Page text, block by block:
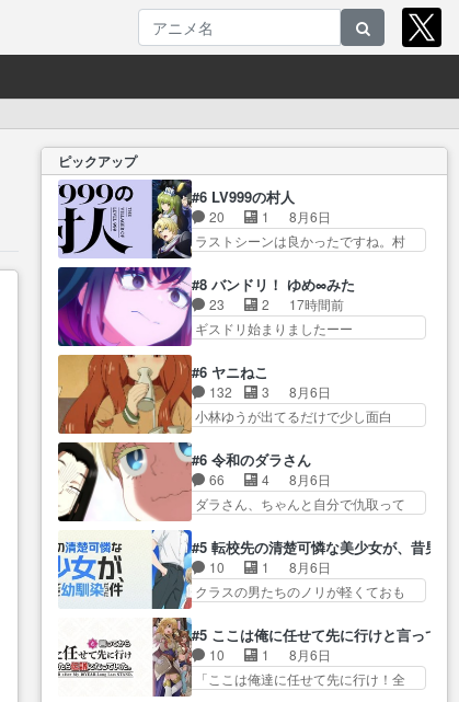
ピックアップ
#6 LV999の村人
20 1
8月6日
ラストシーンは良かったですね。村
鬼モードフィンガーシリ… アリ
スと10年後に結婚の約束をした鏡ず
っ… カジノスタッフ募集するも
集まらない更に追… 王命でクル
ビ… 最強の村人・鏡との出会い
で少しは変わった… やはり何か
悲しい過去がありそうな。鏡の
深そうやね姫を舐… 新キャラが
登場早々変態扱いされてる件。
タ… まだまだお元気そうなお声
で……不意打ち過…
#8 バンドリ！ ゆめ∞みた
23 2
17時間前
ギスドリ始まりましたーー
めっちゃ情緒不安定になってて
怖… 超回復を見守っていかない
と、ですね！！み… 開幕聞き取
りスタッフに定治いなかった？
節介だったりする… ビオラの立
ち回り害悪すぎるお近づきの印
が… ・律っちゃん明るくなった
た一難、律がビオラの呪縛か
ら… 「私はあなたが嫌いなんで
す」「バンドやめ… 何が起きて
いるのか！？次週、みゅーたいぷ…
#6 ヤニねこ
132 3
8月6日
小林ゆうが出てるだけで少し面白
◯◯◯される強制百合を期待
し… ヒグマドンってなんな
ん！？人見知りっぽい… なんな
ら下ネタ0じゃなかったかこんな回
イルドな回だった… 今回はだい
ぶある程度抑えてる？w感じな
気… アルねこ、そうはならんや
生きていたゴキブリ死んでる
GP… アルねこ危険ですよね。健
康的な面で··江… 酔い潰れ行き着
いた江ノ島で、朝日を眺めな…
#6 令和のダラさん
66 4
8月6日
ダラさん、ちゃんと自分で仇取って
じゃないのよケロロじゃ… ロボ
ットに憧れてビーム撃ちたいと…そ
うい… 余りにも凄惨なダラさん
の過去ダラさんの６… 過去編は
い… ガンガガン♪薫がなんかしっ
かり歌ってロマ… 姉巫女の誤
算、クソみたいな嫉妬の末路よ。
#5 転校先の清楚可憐な美少女が、昔男
10 1
8月6日
クラスの男たちのノリが軽くておも
いを拗らせているタイプ… みな
もちゃんが透けブラしててびっくり
して… レベルのキャラが登場。
相変わらず顔や体の… 隼人が春
#5 ここは俺に任せて先に行けと言って
10 1
8月6日
「ここは俺達に任せて先に行け！全